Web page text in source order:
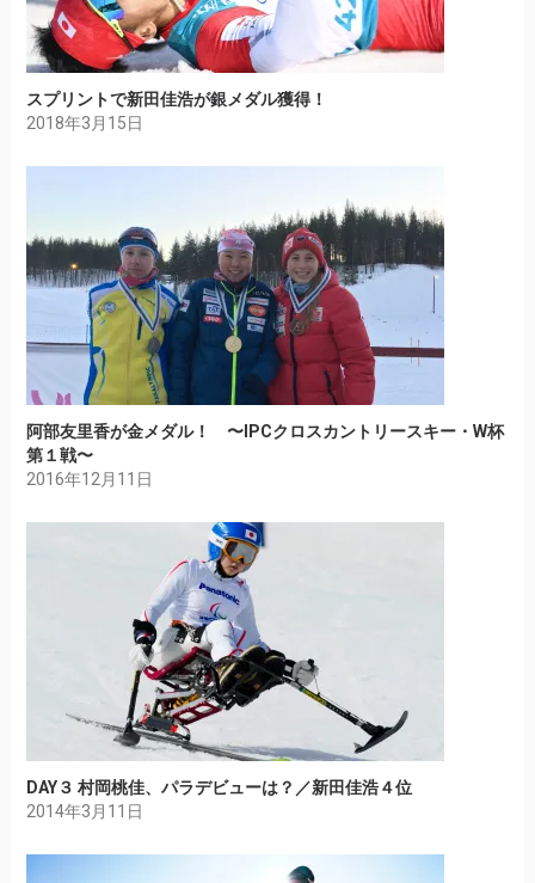
スプリントで新田佳浩が銀メダル獲得！
2018年3月15日
阿部友里香が金メダル！ 〜IPCクロスカントリースキー・W杯
第１戦〜
2016年12月11日
DAY３ 村岡桃佳、パラデビューは？／新田佳浩４位
2014年3月11日